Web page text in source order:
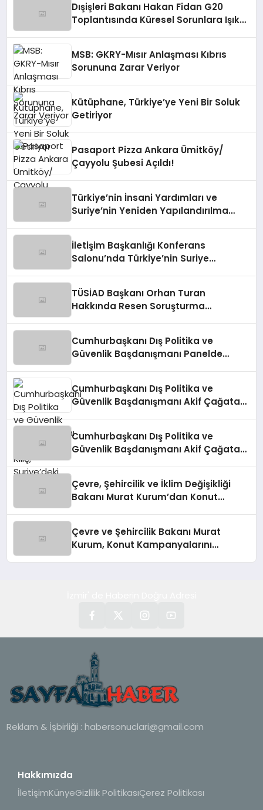
Dışişleri Bakanı Hakan Fidan G20
Toplantısında Küresel Sorunlara Işık
MSB: GKRY-Mısır Anlaşması Kıbrıs
Sorununa Zarar Veriyor
Kütüphane, Türkiye’ye Yeni Bir Soluk
Getiriyor
Pasaport Pizza Ankara Ümitköy/
Çayyolu Şubesi Açıldı!
Türkiye’nin İnsani Yardımları ve
Suriye’nin Yeniden Yapılandırılma
İletişim Başkanlığı Konferans
Salonu’nda Türkiye’nin Suriye
TÜSİAD Başkanı Orhan Turan
Hakkında Resen Soruşturma
Cumhurbaşkanı Dış Politika ve
Güvenlik Başdanışmanı Panelde
Cumhurbaşkanı Dış Politika ve
Güvenlik Başdanışmanı Akif Çağatay
Cumhurbaşkanı Dış Politika ve
Güvenlik Başdanışmanı Akif Çağatay
Çevre, Şehircilik ve İklim Değişikliği
Bakanı Murat Kurum’dan Konut
Çevre ve Şehircilik Bakanı Murat
Kurum, Konut Kampanyalarını
Reklam & İşbirliği : habersonuclari@gmail.com
Hakkımızda
İletişimKünyeGizlilik PolitikasıÇerez Politikası